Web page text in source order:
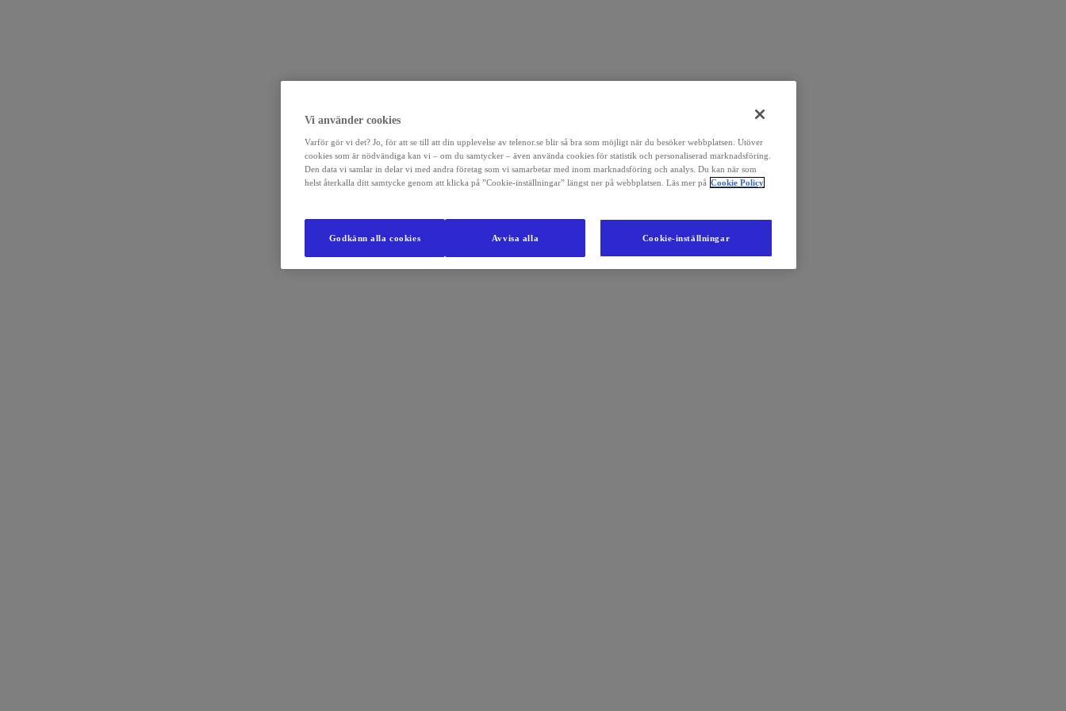
Vi använder cookies
Varför gör vi det? Jo, för att se till att din upplevelse av telenor.se blir så bra som möjligt när du besöker webbplatsen. Utöver
cookies som är nödvändiga kan vi – om du samtycker – även använda cookies för statistik och personaliserad marknadsföring.
Den data vi samlar in delar vi med andra företag som vi samarbetar med inom marknadsföring och analys. Du kan när som
helst återkalla ditt samtycke genom att klicka på ”Cookie-inställningar” längst ner på webbplatsen. Läs mer på Cookie Policy
Cookie-inställningar
Avvisa alla
Godkänn alla cookies